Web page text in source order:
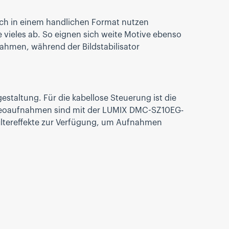
in einem handlichen Format nutzen
ab. So eignen sich weite Motive ebenso
während der Bildstabilisator
Für die kabellose Steuerung ist die
sind mit der LUMIX DMC-SZ10EG-
zur Verfügung, um Aufnahmen